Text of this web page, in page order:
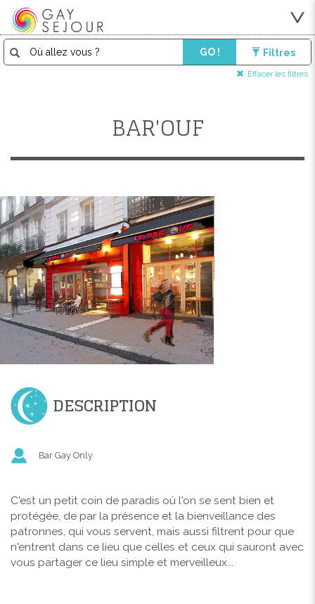
GO ! Filtres
Effacer les filtres
BAR'OUF
DESCRIPTION
Bar Gay Only
C'est un petit coin de paradis où l'on se sent bien et
protégée, de par la présence et la bienveillance des
patronnes, qui vous servent, mais aussi filtrent pour que
n'entrent dans ce lieu que celles et ceux qui sauront avec
vous partager ce lieu simple et merveilleux...